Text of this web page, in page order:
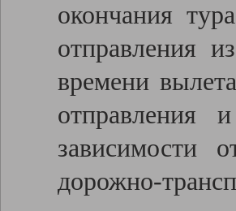
окончания
отправления
времени
отправления
зависимости
дорожно-